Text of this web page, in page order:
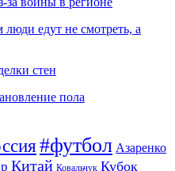
люди едут не смотреть, а
стен
пола
#футбол Азаренко
Китай Ковальчук Кубок